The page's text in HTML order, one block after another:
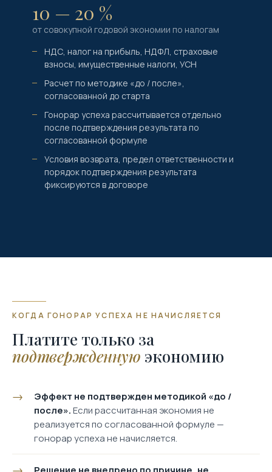
10 — 20 %
от совокупной годовой экономии по налогам
НДС, налог на прибыль, НДФЛ, страховые
взносы, имущественные налоги, УСН
Расчет по методике «до / после»,
согласованной до старта
Гонорар успеха рассчитывается отдельно
после подтверждения результата по
согласованной формуле
Условия возврата, предел ответственности и
порядок подтверждения результата
фиксируются в договоре
КОГДА ГОНОРАР УСПЕХА НЕ НАЧИСЛЯЕТСЯ
Платите только за
подтвержденную экономию
Эффект не подтвержден методикой «до /
после».Если рассчитанная экономия не
реализуется по согласованной формуле —
гонорар успеха не начисляется.